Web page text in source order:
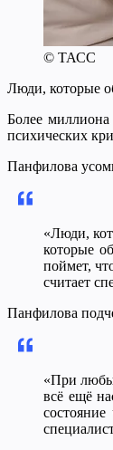
© ТАСС
Люди, которые
Более
психических
Панфилова
«Люди,
которые
поймет,
считает
Панфилова
«При
всё ещё